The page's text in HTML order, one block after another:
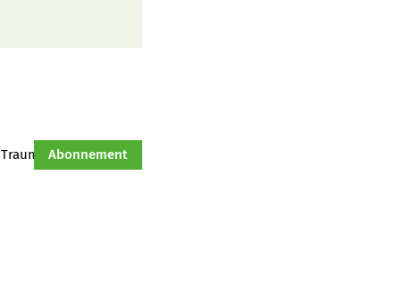
Traumtraktor Hof-Management
Abonnement